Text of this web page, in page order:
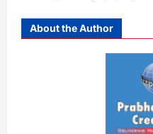
About the Author